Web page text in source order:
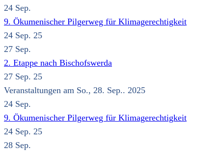
24 Sep.
9. Ökumenischer Pilgerweg für Klimagerechtigkeit
24 Sep. 25
27 Sep.
2. Etappe nach Bischofswerda
27 Sep. 25
Veranstaltungen am So., 28. Sep.. 2025
24 Sep.
9. Ökumenischer Pilgerweg für Klimagerechtigkeit
24 Sep. 25
28 Sep.